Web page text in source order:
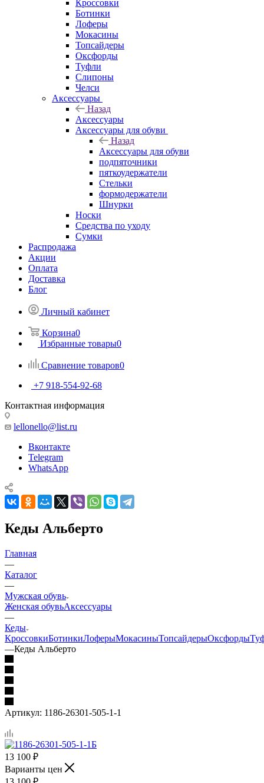
Кроссовки
Ботинки
Лоферы
Мокасины
Топсайдеры
Оксфорды
Туфли
Слипоны
Челси
Аксессуары
Назад
Аксессуары
Аксессуары для обуви
Назад
Аксессуары для обуви
подпяточники
пяткоудержатели
Стельки
формодержатели
Шнурки
Носки
Средства по уходу
Сумки
Распродажа
Акции
Оплата
Доставка
Блог
Личный кабинет
Корзина0
Избранные товары0
Сравнение товаров0
+7 918-554-92-68
Контактная информация
lellonello@list.ru
Вконтакте
Telegram
WhatsApp
Кеды Альберто
Главная
—
Каталог
—
Мужская обувь
Женская обувьАксессуары
—
Кеды
КроссовкиБотинкиЛоферыМокасиныТопсайдерыОксфорды
—Кеды Альберто
Артикул: 1186-26301-505-1-1
13 100 ₽
Варианты цен